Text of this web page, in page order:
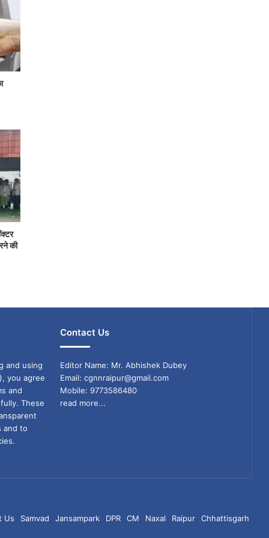
की
and using
you agree
and
These
and to
Contact Us
Editor Name: Mr. Abhishek Dubey
Email: cgnnraipur@gmail.com
Mobile: 9773586480
read more...
Us Samvad Jansampark DPR CM Naxal Raipur Chhattisgarh